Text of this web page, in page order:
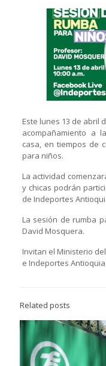
Este lunes 13 de abril
acompañamiento a
casa, en tiempos de
para niños.
La actividad
y chicas podrán
de Indeportes
La sesión de rumba
David Mosquera.
Invitan el Ministerio
e Indeportes
Related posts